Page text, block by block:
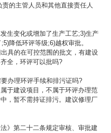
的主管人员和其他直接责任人
生变化或增加了生产工艺;3)生产
降低环评等级;6)越权审批。
具的在可控范围的批文，有建设
全，环评可以批吗?
办理环评手续和排污证吗?
于建设项目，不属于环评办理范
，暂不需持证排污。建议修理厂
》第二十二条规定审核、审批建